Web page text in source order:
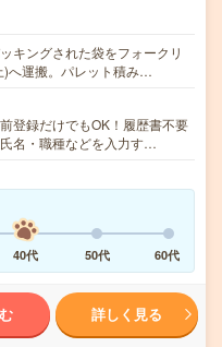
キングされた袋をフォークリ
)へ運搬。パレット積み…
登録だけでもOK！履歴書不要
名・職種などを入力す…
40代 50代 60代
詳しく見る